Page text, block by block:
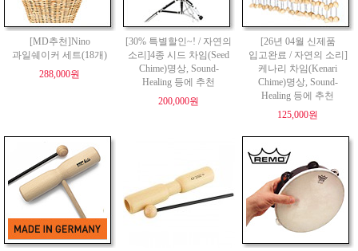
[MD추천]Nino
과일쉐이커 세트(18개)
288,000원
[30% 특별할인~! / 자연의
소리]4종 시드 차임(Seed
Chime)명상, Sound-
Healing 등에 추천
200,000원
[26년 04월 신제품
입고완료 / 자연의 소리]
케나리 차임(Kenari
Chime)명상, Sound-
Healing 등에 추천
125,000원